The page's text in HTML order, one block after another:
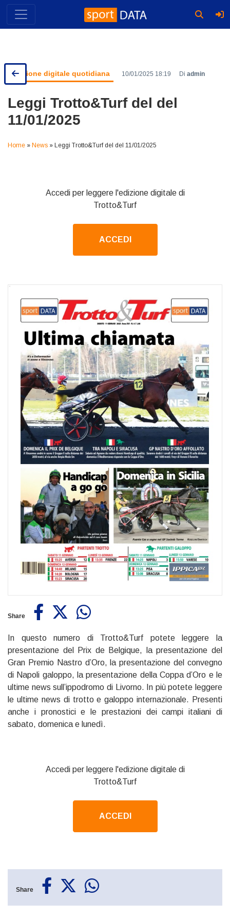
Skip
content
Edizione digitale quotidiana 10/01/2025 18:19 Di admin
Leggi Trotto&Turf del del
11/01/2025
Home » News » Leggi Trotto&Turf del del 11/01/2025
Accedi per leggere l'edizione digitale di
Trotto&Turf
ACCEDI
Share
In questo numero di Trotto&Turf potete leggere la
presentazione del Prix de Belgique, la presentazione del
Gran Premio Nastro d’Oro, la presentazione del convegno
di Napoli galoppo, la presentazione della Coppa d’Oro e le
ultime news sull’ippodromo di Livorno. In più potete leggere
le ultime news di trotto e galoppo internazionale. Presenti
anche i pronostici e le prestazioni dei campi italiani di
sabato, domenica e lunedì.
Accedi per leggere l'edizione digitale di
Trotto&Turf
ACCEDI
Share